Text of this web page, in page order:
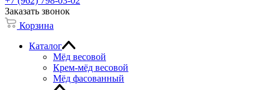
Заказать звонок
Корзина
Каталог
Мёд весовой
Крем-мёд весовой
Мёд фасованный